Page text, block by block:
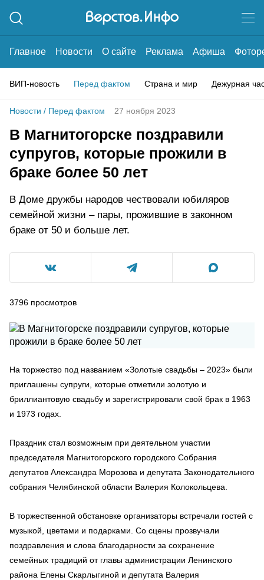
Главное Новости О сайте Реклама Афиша
ВИП-новость Перед фактом Страна и мир Дежурная
Новости / Перед фактом 27 ноября 2023
В Магнитогорске поздравили
супругов, которые прожили в
браке более 50 лет
В Доме дружбы народов чествовали юбиляров
семейной жизни – пары, прожившие в законном
браке от 50 и больше лет.
3796 просмотров
На торжество под названием «Золотые свадьбы – 2023» были
приглашены супруги, которые отметили золотую и
бриллиантовую свадьбу и зарегистрировали свой брак в 1963
и 1973 годах.
Праздник стал возможным при деятельном участии
председателя Магнитогорского городского Собрания
депутатов Александра Морозова и депутата Законодательного
собрания Челябинской области Валерия Колокольцева.
В торжественной обстановке организаторы встречали гостей с
музыкой, цветами и подарками. Со сцены прозвучали
поздравления и слова благодарности за сохранение
семейных традиций от главы администрации Ленинского
района Елены Скарлыгиной и депутата Валерия